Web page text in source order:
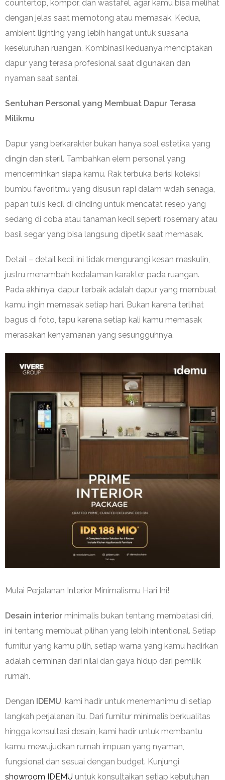
countertop, kompor, dan wastafel, agar kamu bisa melihat
dengan jelas saat memotong atau memasak. Kedua,
ambient lighting yang lebih hangat untuk suasana
keseluruhan ruangan. Kombinasi keduanya menciptakan
dapur yang terasa profesional saat digunakan dan
nyaman saat santai.
Sentuhan Personal yang Membuat Dapur Terasa
Milikmu
Dapur yang berkarakter bukan hanya soal estetika yang
dingin dan steril. Tambahkan elem personal yang
mencerminkan siapa kamu. Rak terbuka berisi koleksi
bumbu favoritmu yang disusun rapi dalam wdah senaga,
papan tulis kecil di dinding untuk mencatat resep yang
sedang di coba atau tanaman kecil seperti rosemary atau
basil segar yang bisa langsung dipetik saat memasak.
Detail – detail kecil ini tidak mengurangi kesan maskulin,
justru menambah kedalaman karakter pada ruangan.
Pada akhinya, dapur terbaik adalah dapur yang membuat
kamu ingin memasak setiap hari. Bukan karena terlihat
bagus di foto, tapu karena setiap kali kamu memasak
merasakan kenyamanan yang sesungguhnya.
Mulai Perjalanan Interior Minimalismu Hari Ini!
Desain interior minimalis bukan tentang membatasi diri,
ini tentang membuat pilihan yang lebih intentional. Setiap
furnitur yang kamu pilih, setiap warna yang kamu hadirkan
adalah cerminan dari nilai dan gaya hidup dari pemilik
rumah.
Dengan IDEMU, kami hadir untuk menemanimu di setiap
langkah perjalanan itu. Dari furnitur minimalis berkualitas
hingga konsultasi desain, kami hadir untuk membantu
kamu mewujudkan rumah impuan yang nyaman,
fungsional dan sesuai dengan budget. Kunjungi
showroom IDEMU untuk konsultaikan setiap kebutuhan